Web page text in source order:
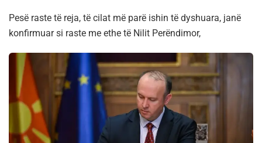
Pesë raste të reja, të cilat më parë ishin të dyshuara, janë
konfirmuar si raste me ethe të Nilit Perëndimor,